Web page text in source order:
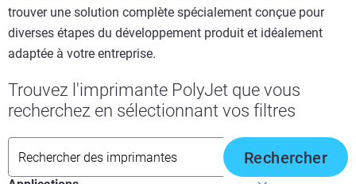
trouver une solution complète spécialement conçue pour
diverses étapes du développement produit et idéalement
adaptée à votre entreprise.
Trouvez l'imprimante PolyJet que vous
recherchez en sélectionnant vos filtres
Rechercher